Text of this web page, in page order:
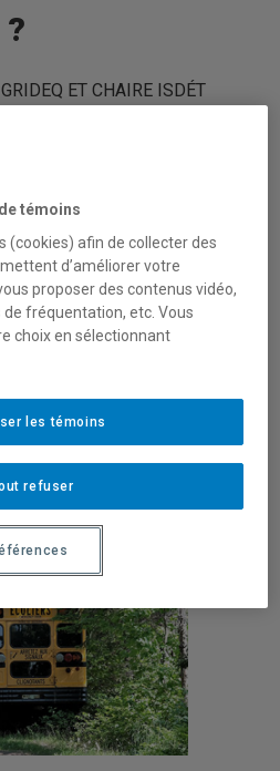
ET CHAIRE ISDÉT
Atisée – CRSH
territorial
à Rimouski, Canada,
et
inégalités ?
». Voir
. Le colloque
trois axes : 1/
2/ L’économie
aux territoires 3/ Du
entre gouvernance et
témoins
(cookies) afin de collecter des
d’améliorer votre
proposer des contenus vidéo,
de fréquentation, etc. Vous
choix en sélectionnant
refuser
les témoins